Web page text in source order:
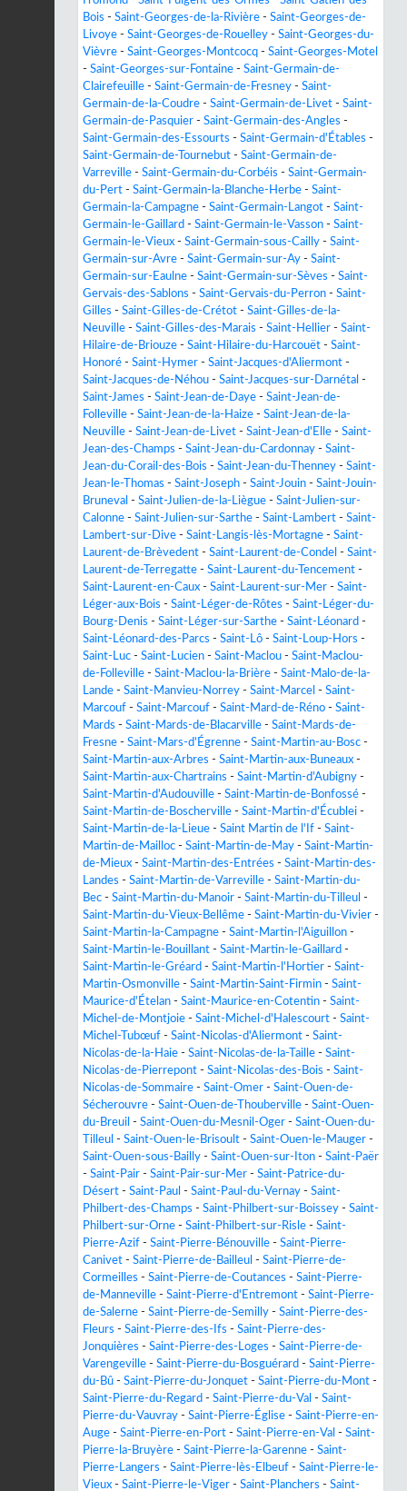
Bois - Saint-Georges-de-la-Rivière - Saint-Georges-de-
Livoye - Saint-Georges-de-Rouelley - Saint-Georges-du-
Vièvre - Saint-Georges-Montcocq - Saint-Georges-Motel
- Saint-Georges-sur-Fontaine - Saint-Germain-de-
Clairefeuille - Saint-Germain-de-Fresney - Saint-
Germain-de-la-Coudre - Saint-Germain-de-Livet - Saint-
Germain-de-Pasquier - Saint-Germain-des-Angles -
Saint-Germain-des-Essourts - Saint-Germain-d'Étables -
Saint-Germain-de-Tournebut - Saint-Germain-de-
Varreville - Saint-Germain-du-Corbéis - Saint-Germain-
du-Pert - Saint-Germain-la-Blanche-Herbe - Saint-
Germain-la-Campagne - Saint-Germain-Langot - Saint-
Germain-le-Gaillard - Saint-Germain-le-Vasson - Saint-
Germain-le-Vieux - Saint-Germain-sous-Cailly - Saint-
Germain-sur-Avre - Saint-Germain-sur-Ay - Saint-
Germain-sur-Eaulne - Saint-Germain-sur-Sèves - Saint-
Gervais-des-Sablons - Saint-Gervais-du-Perron - Saint-
Gilles - Saint-Gilles-de-Crétot - Saint-Gilles-de-la-
Neuville - Saint-Gilles-des-Marais - Saint-Hellier - Saint-
Hilaire-de-Briouze - Saint-Hilaire-du-Harcouët - Saint-
Honoré - Saint-Hymer - Saint-Jacques-d'Aliermont -
Saint-Jacques-de-Néhou - Saint-Jacques-sur-Darnétal -
Saint-James - Saint-Jean-de-Daye - Saint-Jean-de-
Folleville - Saint-Jean-de-la-Haize - Saint-Jean-de-la-
Neuville - Saint-Jean-de-Livet - Saint-Jean-d'Elle - Saint-
Jean-des-Champs - Saint-Jean-du-Cardonnay - Saint-
Jean-du-Corail-des-Bois - Saint-Jean-du-Thenney - Saint-
Jean-le-Thomas - Saint-Joseph - Saint-Jouin - Saint-Jouin-
Bruneval - Saint-Julien-de-la-Liègue - Saint-Julien-sur-
Calonne - Saint-Julien-sur-Sarthe - Saint-Lambert - Saint-
Lambert-sur-Dive - Saint-Langis-lès-Mortagne - Saint-
Laurent-de-Brèvedent - Saint-Laurent-de-Condel - Saint-
Laurent-de-Terregatte - Saint-Laurent-du-Tencement -
Saint-Laurent-en-Caux - Saint-Laurent-sur-Mer - Saint-
Léger-aux-Bois - Saint-Léger-de-Rôtes - Saint-Léger-du-
Bourg-Denis - Saint-Léger-sur-Sarthe - Saint-Léonard -
Saint-Léonard-des-Parcs - Saint-Lô - Saint-Loup-Hors -
Saint-Luc - Saint-Lucien - Saint-Maclou - Saint-Maclou-
de-Folleville - Saint-Maclou-la-Brière - Saint-Malo-de-la-
Lande - Saint-Manvieu-Norrey - Saint-Marcel - Saint-
Marcouf - Saint-Marcouf - Saint-Mard-de-Réno - Saint-
Mards - Saint-Mards-de-Blacarville - Saint-Mards-de-
Fresne - Saint-Mars-d'Égrenne - Saint-Martin-au-Bosc -
Saint-Martin-aux-Arbres - Saint-Martin-aux-Buneaux -
Saint-Martin-aux-Chartrains - Saint-Martin-d'Aubigny -
Saint-Martin-d'Audouville - Saint-Martin-de-Bonfossé -
Saint-Martin-de-Boscherville - Saint-Martin-d'Écublei -
Saint-Martin-de-la-Lieue - Saint Martin de l'If - Saint-
Martin-de-Mailloc - Saint-Martin-de-May - Saint-Martin-
de-Mieux - Saint-Martin-des-Entrées - Saint-Martin-des-
Landes - Saint-Martin-de-Varreville - Saint-Martin-du-
Bec - Saint-Martin-du-Manoir - Saint-Martin-du-Tilleul -
Saint-Martin-du-Vieux-Bellême - Saint-Martin-du-Vivier -
Saint-Martin-la-Campagne - Saint-Martin-l'Aiguillon -
Saint-Martin-le-Bouillant - Saint-Martin-le-Gaillard -
Saint-Martin-le-Gréard - Saint-Martin-l'Hortier - Saint-
Martin-Osmonville - Saint-Martin-Saint-Firmin - Saint-
Maurice-d'Ételan - Saint-Maurice-en-Cotentin - Saint-
Michel-de-Montjoie - Saint-Michel-d'Halescourt - Saint-
Michel-Tubœuf - Saint-Nicolas-d'Aliermont - Saint-
Nicolas-de-la-Haie - Saint-Nicolas-de-la-Taille - Saint-
Nicolas-de-Pierrepont - Saint-Nicolas-des-Bois - Saint-
Nicolas-de-Sommaire - Saint-Omer - Saint-Ouen-de-
Sécherouvre - Saint-Ouen-de-Thouberville - Saint-Ouen-
du-Breuil - Saint-Ouen-du-Mesnil-Oger - Saint-Ouen-du-
Tilleul - Saint-Ouen-le-Brisoult - Saint-Ouen-le-Mauger -
Saint-Ouen-sous-Bailly - Saint-Ouen-sur-Iton - Saint-Paër
- Saint-Pair - Saint-Pair-sur-Mer - Saint-Patrice-du-
Désert - Saint-Paul - Saint-Paul-du-Vernay - Saint-
Philbert-des-Champs - Saint-Philbert-sur-Boissey - Saint-
Philbert-sur-Orne - Saint-Philbert-sur-Risle - Saint-
Pierre-Azif - Saint-Pierre-Bénouville - Saint-Pierre-
Canivet - Saint-Pierre-de-Bailleul - Saint-Pierre-de-
Cormeilles - Saint-Pierre-de-Coutances - Saint-Pierre-
de-Manneville - Saint-Pierre-d'Entremont - Saint-Pierre-
de-Salerne - Saint-Pierre-de-Semilly - Saint-Pierre-des-
Fleurs - Saint-Pierre-des-Ifs - Saint-Pierre-des-
Jonquières - Saint-Pierre-des-Loges - Saint-Pierre-de-
Varengeville - Saint-Pierre-du-Bosguérard - Saint-Pierre-
du-Bû - Saint-Pierre-du-Jonquet - Saint-Pierre-du-Mont -
Saint-Pierre-du-Regard - Saint-Pierre-du-Val - Saint-
Pierre-du-Vauvray - Saint-Pierre-Église - Saint-Pierre-en-
Auge - Saint-Pierre-en-Port - Saint-Pierre-en-Val - Saint-
Pierre-la-Bruyère - Saint-Pierre-la-Garenne - Saint-
Pierre-Langers - Saint-Pierre-lès-Elbeuf - Saint-Pierre-le-
Vieux - Saint-Pierre-le-Viger - Saint-Planchers - Saint-